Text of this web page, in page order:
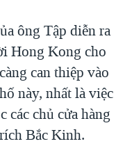
ông Tập diễn ra
Hong Kong cho
can thiệp vào
này, nhất là việc
các chủ cửa hàng
Bắc Kinh.